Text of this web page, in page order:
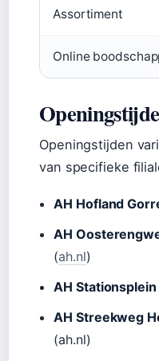
Assortiment
Online
Openingstijden
van specifieke
AH Hofland
AH
(ah.nl)
AH
AH Streekweg
(ah.nl)